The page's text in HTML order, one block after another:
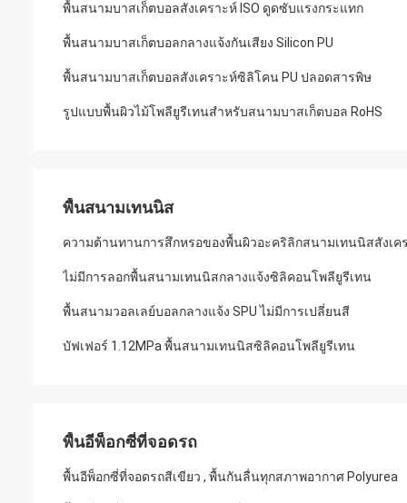
พื้นสนามบาสเก็ตบอลสังเคราะห์ ISO ดูดซับแรงกระแทก
พื้นสนามบาสเก็ตบอลกลางแจ้งกันเสียง Silicon PU
พื้นสนามบาสเก็ตบอลสังเคราะห์ซิลิโคน PU ปลอดสารพิษ
รูปแบบพื้นผิวไม้โพลียูรีเทนสำหรับสนามบาสเก็ตบอล RoHS
พื้นสนามเทนนิส
ความต้านทานการสึกหรอของพื้นผิวอะคริลิกสนามเทนนิสสังเค
ไม่มีการลอกพื้นสนามเทนนิสกลางแจ้งซิลิคอนโพลียูรีเทน
พื้นสนามวอลเลย์บอลกลางแจ้ง SPU ไม่มีการเปลี่ยนสี
บัฟเฟอร์ 1.12MPa พื้นสนามเทนนิสซิลิคอนโพลียูรีเทน
พื้นอีพ็อกซี่ที่จอดรถ
พื้นอีพ็อกซี่ที่จอดรถสีเขียว , พื้นกันลื่นทุกสภาพอากาศ Polyurea